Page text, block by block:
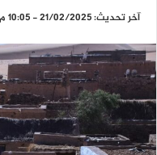
آخر تحديث: 21/02/2025 - 10:05 م